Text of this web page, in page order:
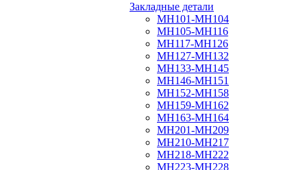
Закладные детали
МН101-МН104
МН105-МН116
МН117-МН126
МН127-МН132
МН133-МН145
МН146-МН151
МН152-МН158
МН159-МН162
МН163-МН164
МН201-МН209
МН210-МН217
МН218-МН222
МН223-МН228